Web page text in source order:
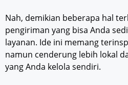
Nah, demikian beberapa hal
pengiriman yang bisa Anda
layanan. Ide ini memang
namun cenderung lebih lokal
yang Anda kelola sendiri.